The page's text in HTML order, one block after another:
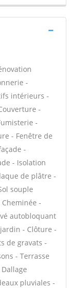
-
intérieurs -
-
-
- Fenêtre de
-
- Isolation
de plâtre -
souple
Cheminée -
autobloquant
- Clôture -
de gravats -
- Terrasse
pluviales -